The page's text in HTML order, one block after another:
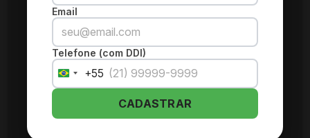
Email
Telefone (com DDI)
Brazil
+55
+55
CADASTRAR